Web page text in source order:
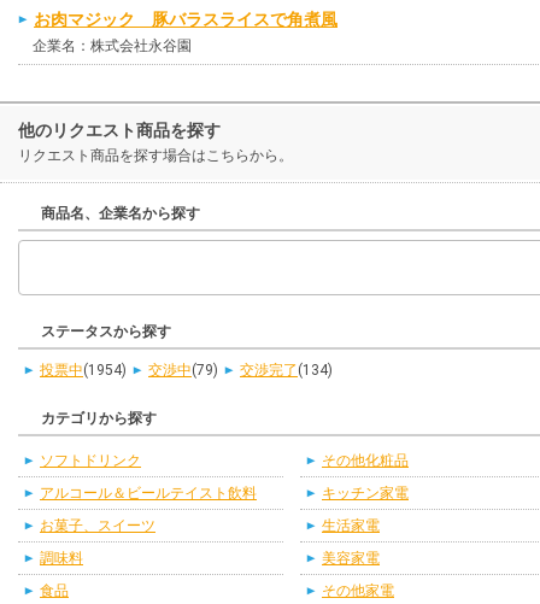
お肉マジック 豚バラスライスで角煮風
企業名：株式会社永谷園
他のリクエスト商品を探す
リクエスト商品を探す場合はこちらから。
商品名、企業名から探す
ステータスから探す
投票中(1954) 交渉中(79) 交渉完了 (134)
カテゴリから探す
ソフトドリンク
アルコール＆ビールテイスト飲料
お菓子、スイーツ
調味料
食品
その他化粧品
キッチン家電
生活家電
美容家電
その他家電